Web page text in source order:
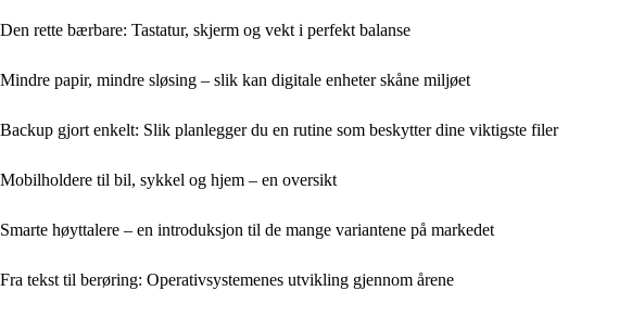
Den rette bærbare: Tastatur, skjerm og vekt i perfekt balanse
Mindre papir, mindre sløsing – slik kan digitale enheter skåne miljøet
Backup gjort enkelt: Slik planlegger du en rutine som beskytter dine viktigste filer
Mobilholdere til bil, sykkel og hjem – en oversikt
Smarte høyttalere – en introduksjon til de mange variantene på markedet
Fra tekst til berøring: Operativsystemenes utvikling gjennom årene